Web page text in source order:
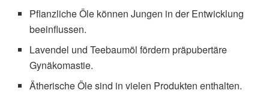
Pflanzliche Öle können Jungen in der Entwicklung
beeinflussen.
Lavendel und Teebaumöl fördern präpubertäre
Gynäkomastie.
Ätherische Öle sind in vielen Produkten enthalten.